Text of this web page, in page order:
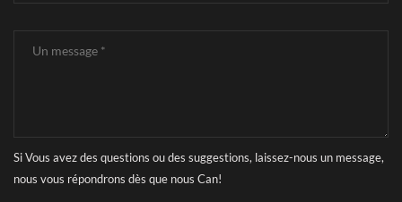
Si Vous avez des questions ou des suggestions, laissez-nous un message,
nous vous répondrons dès que nous Can!